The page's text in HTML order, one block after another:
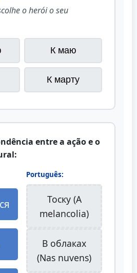
o herói o seu
К маю
К марту
entre a ação e o
Português:
Тоску (A
melancolia)
В облаках
(Nas nuvens)